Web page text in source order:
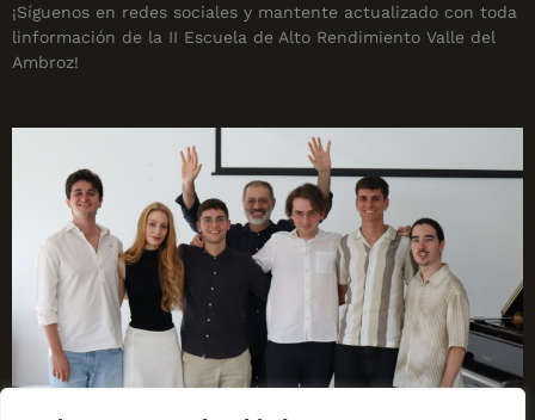
¡Síguenos en redes sociales y mantente actualizado con toda
linformación de la II Escuela de Alto Rendimiento Valle del
Ambroz!